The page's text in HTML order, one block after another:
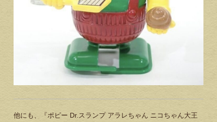
他にも、『ポピー Dr.スランプ アラレちゃん ニコちゃん大王